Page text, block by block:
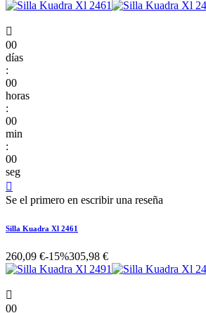

00
días
:
00
horas
:
00
min
:
00
seg

Se el primero en escribir una reseña
Silla Kuadra Xl 2461
260,09 €-15%305,98 €

00